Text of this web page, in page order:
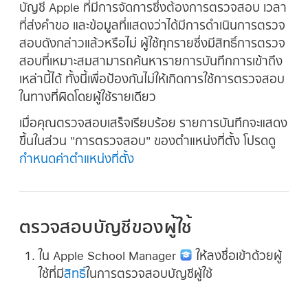
บัญชี Apple ที่มีการจัดการซึ่งต้องการตรวจสอบ เวลา
ที่ส่งคำขอ และข้อมูลที่แสดงว่าได้มีการดำเนินการตรวจ
สอบดังกล่าวแล้วหรือไม่ ผู้ใช้ทุกรายซึ่งมีสิทธิ์การตรวจ
สอบที่เหมาะสมสามารถค้นหารายการบันทึกการเข้าถึง
เหล่านี้ได้ ทั้งนี้เพื่อป้องกันไม่ให้เกิดการใช้การตรวจสอบ
ในทางที่ผิดโดยผู้ใช้รายเดียว
เมื่อคุณตรวจสอบเสร็จเรียบร้อย รายการบันทึกจะแสดง
ขึ้นในส่วน "การตรวจสอบ" ของตำแหน่งที่ตั้ง โปรดดู
กำหนดค่าตำแหน่งที่ตั้ง
ตรวจสอบบัญชีของผู้ใช้
ใน Apple School Manager
ให้ลงชื่อเข้าด้วยผู้
ใช้ที่มีสิทธิ์ในการตรวจสอบบัญชีผู้ใช้